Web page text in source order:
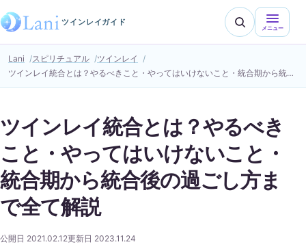
ツインレイガイド
メニュー
Lani スピリチュアル
ツインレイ
ツインレイ統合とは？やるべきこと・やってはいけないこと・統合期から統合後の過ごし方まで全て解説
ツインレイ統合とは？やるべき
こと・やってはいけないこと・
統合期から統合後の過ごし方ま
で全て解説
公開日 2021.02.12更新日 2023.11.24